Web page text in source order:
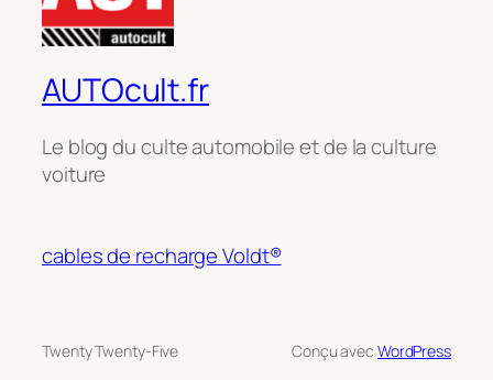
AUTOcult.fr
Le blog du culte automobile et de la culture
voiture
cables de recharge Voldt®
Twenty Twenty-Five Conçu avec WordPress